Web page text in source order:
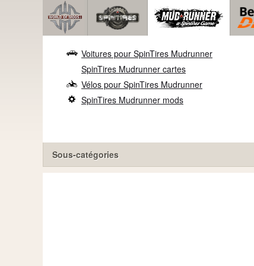
Voitures pour SpinTires Mudrunner
SpinTires Mudrunner cartes
Vélos pour SpinTires Mudrunner
SpinTires Mudrunner mods
Sous-catégories